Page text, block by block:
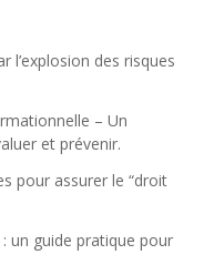
l’explosion des risques
– Un
et prévenir.
pour assurer le “droit
un guide pratique pour